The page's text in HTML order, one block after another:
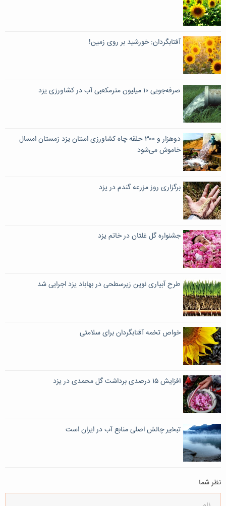
آفتابگردان: خورشید بر روی زمین!
صرفه‌جویی ۱۰ میلیون مترمکعبی آب در کشاورزی یزد
دوهزار و ۳۰۰ حلقه چاه کشاورزی استان یزد زمستان امسال
خاموش می‌شود
برگزاری روز مزرعه گندم در یزد
جشنواره گل غلتان در خاتم یزد
طرح آبیاری نوین زیرسطحی در بهاباد یزد اجرایی شد
خواص تخمه آفتابگردان برای سلامتی
افزایش ۱۵ درصدی برداشت گل محمدی در یزد
تبخیر چالش‌ اصلی منابع آب در ایران است
نظر شما